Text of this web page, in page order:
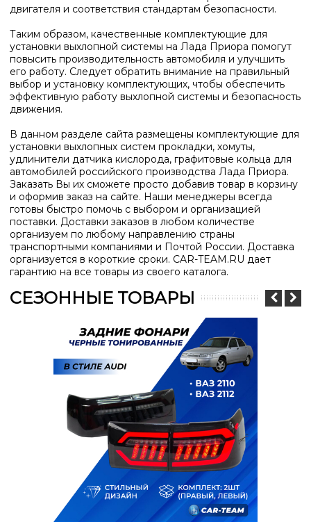
двигателя и соответствия стандартам безопасности.
Таким образом, качественные комплектующие для
установки выхлопной системы на Лада Приора помогут
повысить производительность автомобиля и улучшить
его работу. Следует обратить внимание на правильный
выбор и установку комплектующих, чтобы обеспечить
эффективную работу выхлопной системы и безопасность
движения.
В данном разделе сайта размещены комплектующие для
установки выхлопных систем прокладки, хомуты,
удлинители датчика кислорода, графитовые кольца для
автомобилей российского производства Лада Приора.
Заказать Вы их сможете просто добавив товар в корзину
и оформив заказ на сайте. Наши менеджеры всегда
готовы быстро помочь с выбором и организацией
поставки. Доставки заказов в любом количестве
организуем по любому направлению страны
транспортными компаниями и Почтой России. Доставка
организуется в короткие сроки. CAR-TEAM.RU дает
гарантию на все товары из своего каталога.
СЕЗОННЫЕ ТОВАРЫ